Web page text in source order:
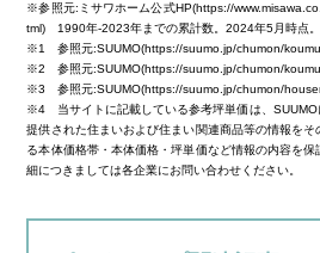
※参照元:ミサワホーム公式HP(https://
tml) 1990年-2023年までの累計数。2024年5月時点。
※1 参照元:SUUMO(https://suumo.jp/chumon/
※2 参照元:SUUMO(https://suumo.jp/chumon/
※3 参照元:SUUMO(https://suumo.jp/chumon/
※4 当サイトに記載している参考坪単価は、SUUMO
提供された住まいおよび住まい関連商品等の情報を
る本体価格帯・本体価格・坪単価など情報の内容を
細につきましては各企業にお問い合わせください。